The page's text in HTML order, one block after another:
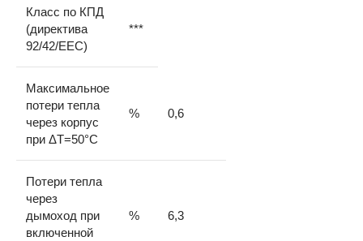
Класс по КПД
(директива
92/42/EEC)
***
Максимальное
потери тепла
через корпус
при ΔT=50°C
% 0,6
Потери тепла
через
дымоход при
включенной
% 6,3